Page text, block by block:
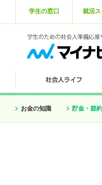
学生の窓口 就活
お金の知識 貯金・節約